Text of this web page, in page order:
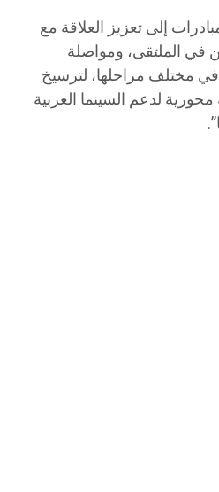
إلى تعزيز العلاقة مع
في الملتقى، ومواصلة
مختلف مراحلها، لترسيخ
لدعم السينما العربية